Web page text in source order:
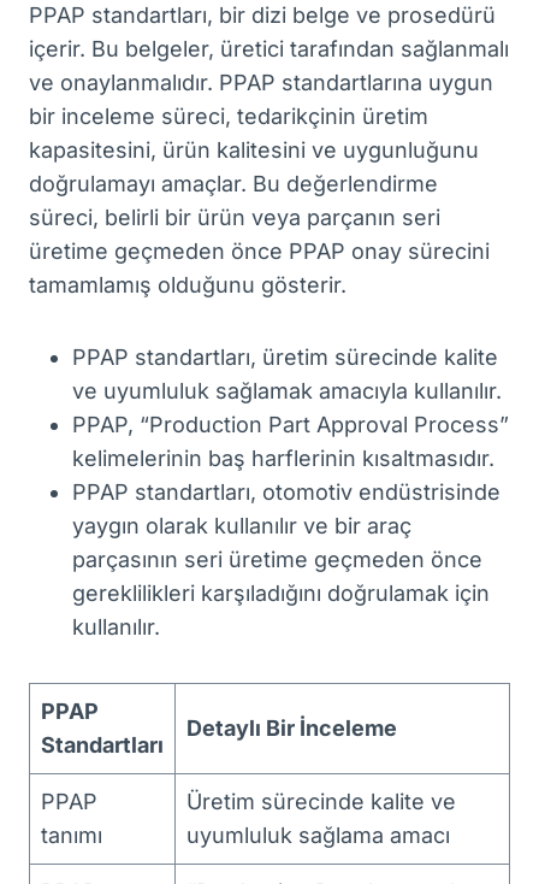
PPAP standartları, bir dizi belge ve prosedürü
içerir. Bu belgeler, üretici tarafından sağlanmalı
ve onaylanmalıdır. PPAP standartlarına uygun
bir inceleme süreci, tedarikçinin üretim
kapasitesini, ürün kalitesini ve uygunluğunu
doğrulamayı amaçlar. Bu değerlendirme
süreci, belirli bir ürün veya parçanın seri
üretime geçmeden önce PPAP onay sürecini
tamamlamış olduğunu gösterir.
PPAP standartları, üretim sürecinde kalite
ve uyumluluk sağlamak amacıyla kullanılır.
PPAP, “Production Part Approval Process”
kelimelerinin baş harflerinin kısaltmasıdır.
PPAP standartları, otomotiv endüstrisinde
yaygın olarak kullanılır ve bir araç
parçasının seri üretime geçmeden önce
gereklilikleri karşıladığını doğrulamak için
kullanılır.
PPAP
Standartları
Detaylı Bir İnceleme
PPAP
tanımı
Üretim sürecinde kalite ve
uyumluluk sağlama amacı